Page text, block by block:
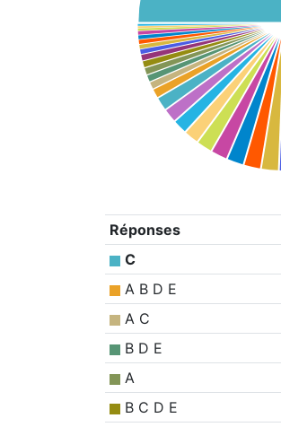
Réponses
C
A B D E
A C
B D E
A
B C D E